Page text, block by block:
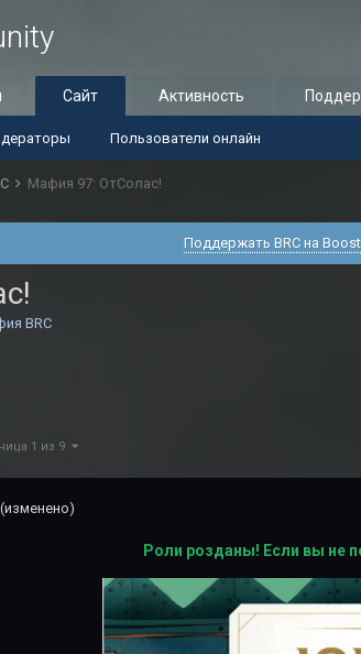
Сайт
Пользователи онлайн
Активность
Мафия 97: ОтСолас!
Поддержать BRC на
BRC
1 из 9
(изменено)
Роли розданы! Если вы не